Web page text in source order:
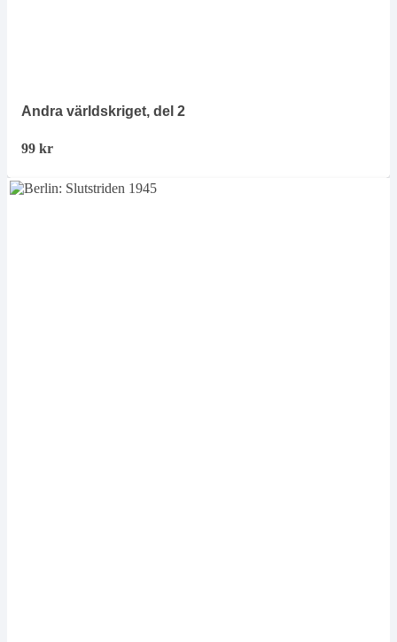
Andra världskriget, del 2
99 kr